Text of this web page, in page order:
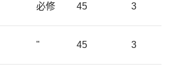
必修 45 3
" 45 3